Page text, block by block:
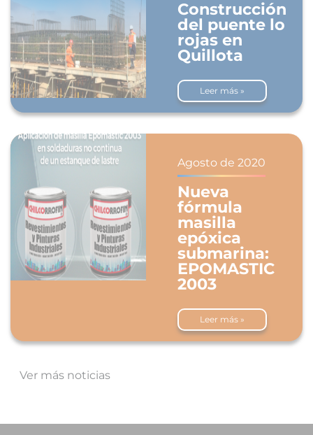
Construcción
del puente lo
rojas en
Quillota
Leer más »
Agosto de 2020
Nueva
fórmula
masilla
epóxica
submarina:
EPOMASTIC
2003
Leer más »
Ver más noticias